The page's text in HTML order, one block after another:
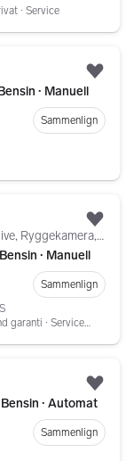
∙ Service
∙ Manuell
Sammenlign
PureTech 110 Exclusive, Ryggekamera, Navigasjon
∙ Manuell
Sammenlign
Merkeforhandler ∙ 3 mnd garanti ∙ Service ∙ Tilstandsrapport
Bensin ∙ Automat
Sammenlign